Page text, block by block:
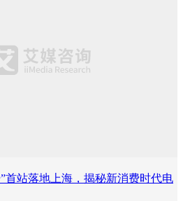
首站落地上海，揭秘新消费时代电